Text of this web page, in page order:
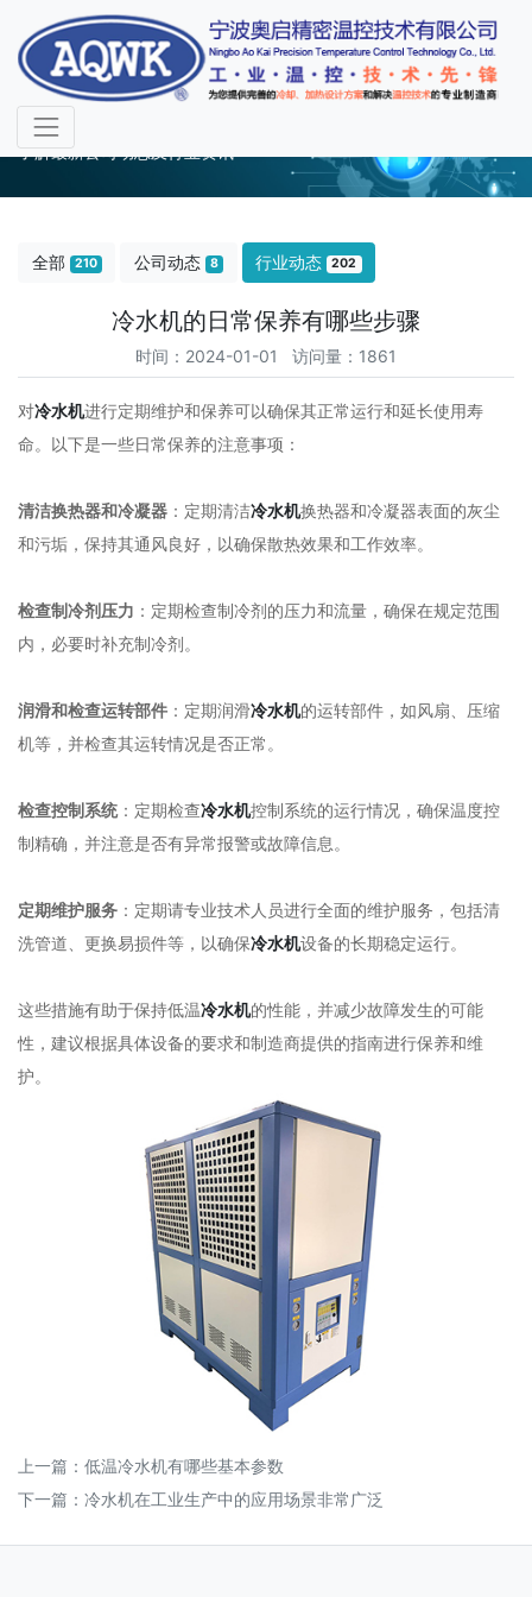
行业动态
了解最新公司动态及行业资讯
全部 210 公司动态 8 行业动态 202
冷水机的日常保养有哪些步骤
时间：2024-01-01 访问量：1861
对冷水机进行定期维护和保养可以确保其正常运行和延长使用寿
命。以下是一些日常保养的注意事项：
清洁换热器和冷凝器 ：定期清洁冷水机换热器和冷凝器表面的灰尘
和污垢，保持其通风良好，以确保散热效果和工作效率。
检查制冷剂压力 ：定期检查制冷剂的压力和流量，确保在规定范围
内，必要时补充制冷剂。
润滑和检查运转部件 ：定期润滑冷水机的运转部件，如风扇、压缩
机等，并检查其运转情况是否正常。
检查控制系统：定期检查冷水机控制系统的运行情况，确保温度控
制精确，并注意是否有异常报警或故障信息。
定期维护服务 ：定期请专业技术人员进行全面的维护服务，包括清
洗管道、更换易损件等，以确保冷水机设备的长期稳定运行。
这些措施有助于保持低温冷水机的性能，并减少故障发生的可能
性，建议根据具体设备的要求和制造商提供的指南进行保养和维
护。
上一篇： 低温冷水机有哪些基本参数
下一篇： 冷水机在工业生产中的应用场景非常广泛